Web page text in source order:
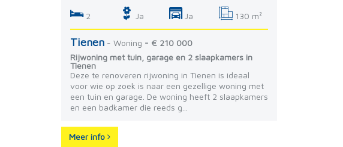
2 Ja Ja 130 m²
Tienen - Woning - € 210 000
Rijwoning met tuin, garage en 2 slaapkamers in
Tienen
Deze te renoveren rijwoning in Tienen is ideaal
voor wie op zoek is naar een gezellige woning met
een tuin en garage. De woning heeft 2 slaapkamers
en een badkamer die reeds g...
Meer info